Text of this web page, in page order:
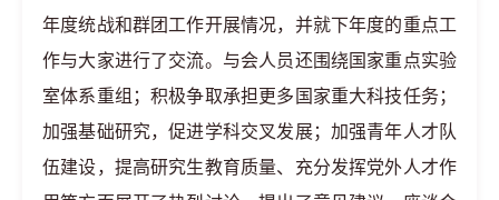
年度统战和群团工作开展情况，并就下年度的重点工
作与大家进行了交流。与会人员还围绕国家重点实验
室体系重组；积极争取承担更多国家重大科技任务；
加强基础研究，促进学科交叉发展；加强青年人才队
伍建设，提高研究生教育质量、充分发挥党外人才作